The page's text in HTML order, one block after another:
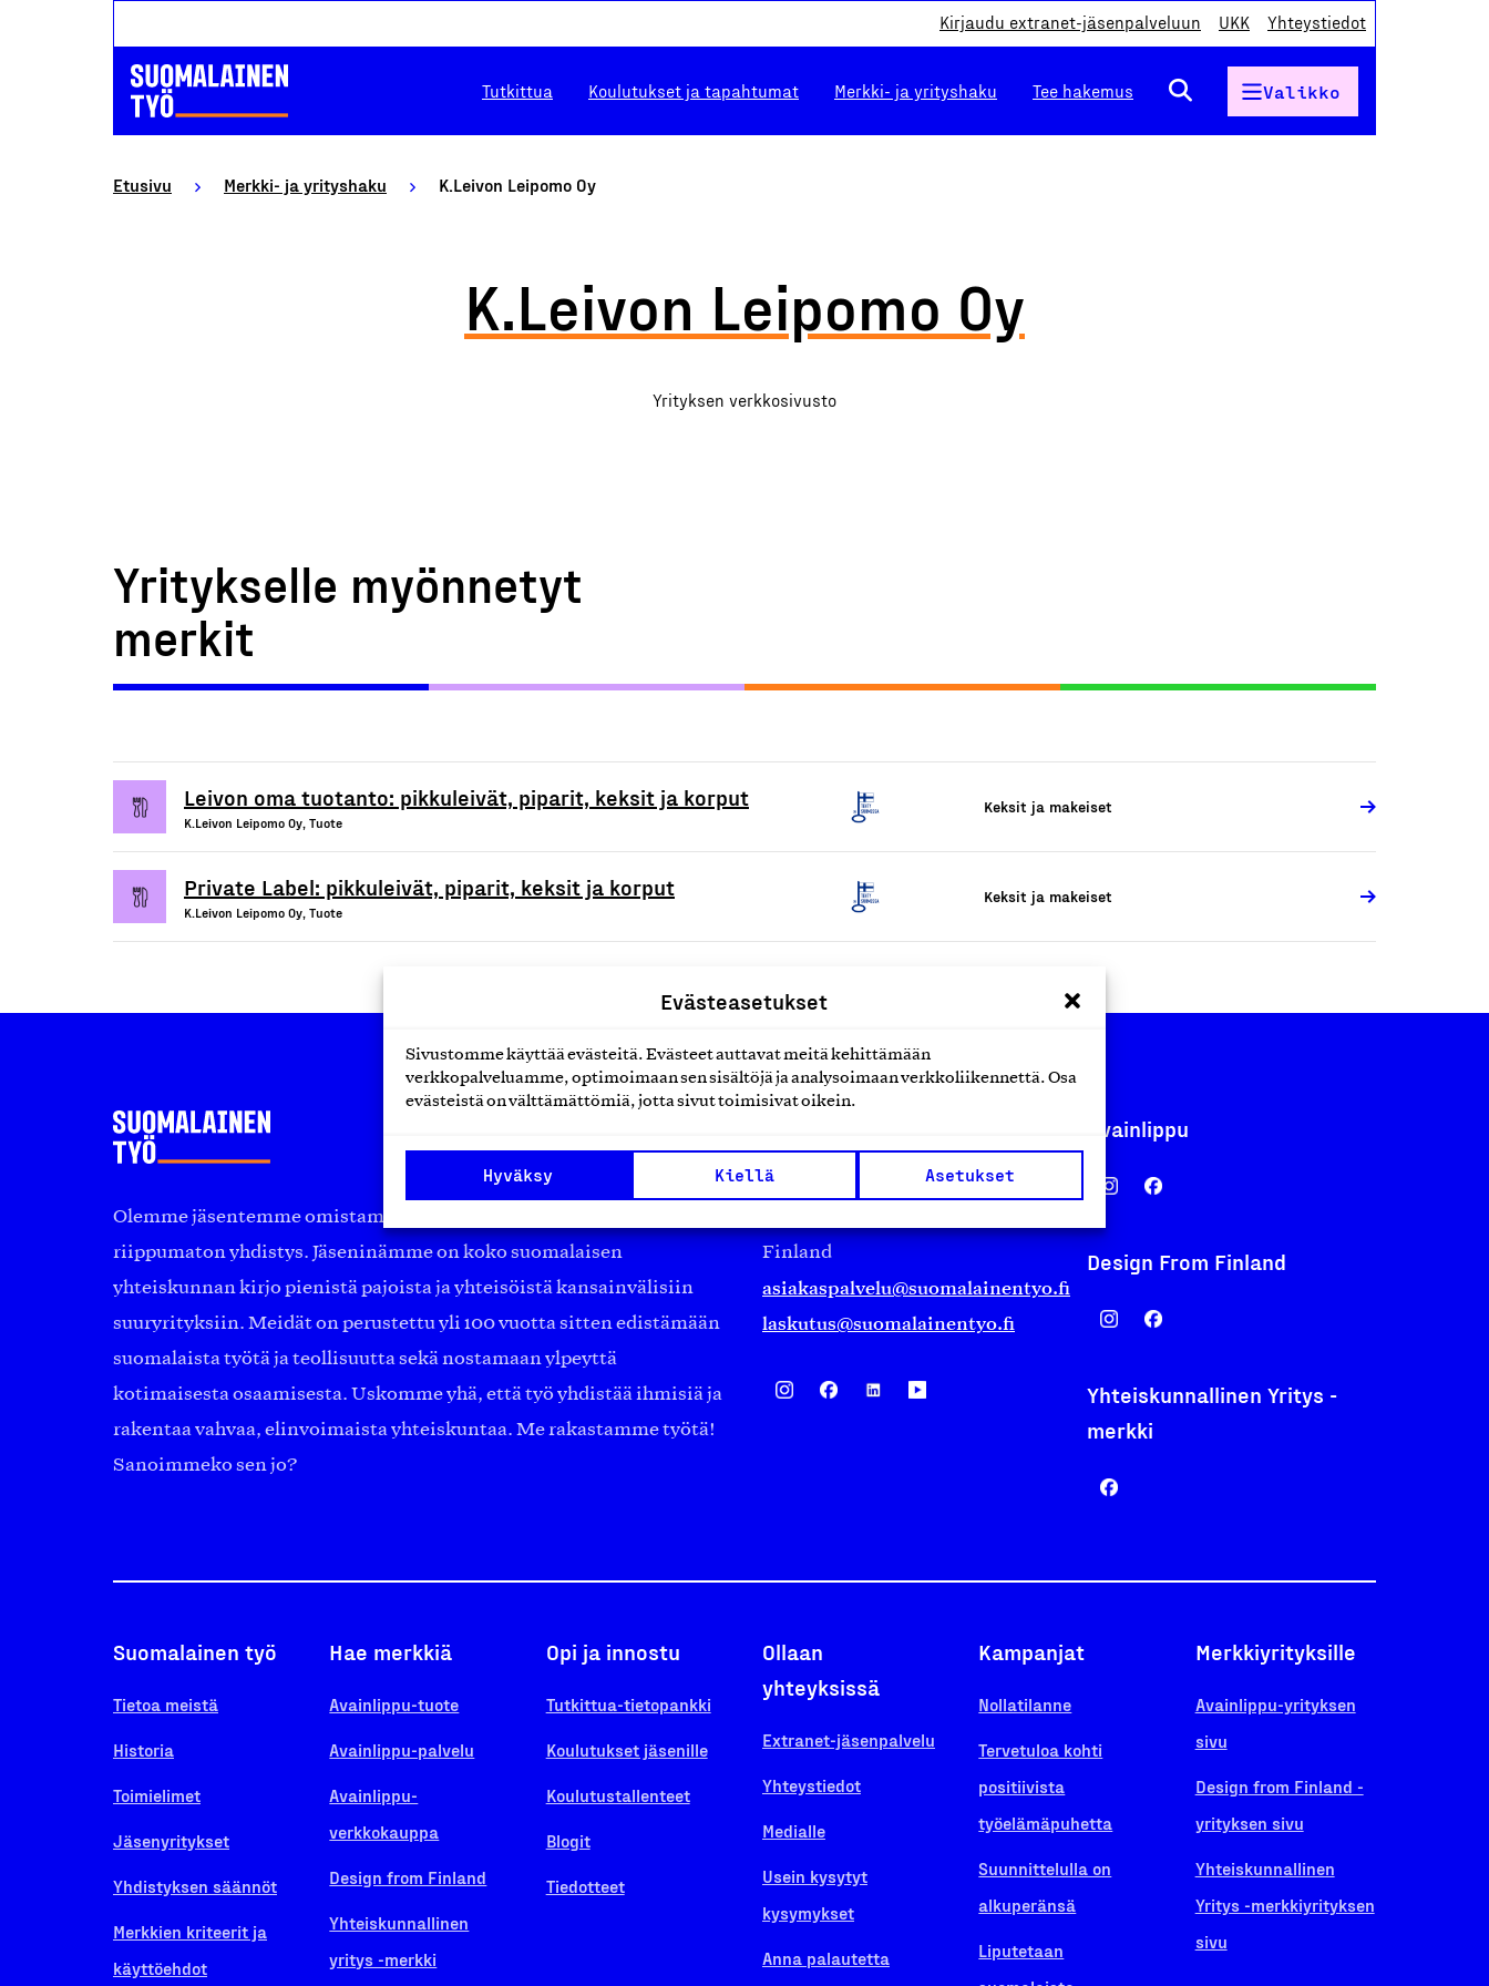
Evästeasetukset
Sivustomme käyttää evästeitä. Evästeet auttavat meitä kehittämään
verkkopalveluamme, optimoimaan sen sisältöjä ja analysoimaan verkkoliikennettä. Osa
evästeistä on välttämättömiä, jotta sivut toimisivat oikein.
Hyväksy Kiellä Asetukset
Kirjaudu extranet-jäsenpalveluun UKK Yhteystiedot
Tutkittua Koulutukset ja tapahtumat Merkki- ja yrityshaku Tee hakemus Valikko
Etusivu Merkki- ja yrityshaku K.Leivon Leipomo Oy
K.Leivon Leipomo Oy
Yrityksen verkkosivusto
Yritykselle myönnetyt
merkit
Leivon oma tuotanto: pikkuleivät, piparit, keksit ja korput
K.Leivon Leipomo Oy, Tuote
Keksit ja makeiset
Private Label: pikkuleivät, piparit, keksit ja korput
K.Leivon Leipomo Oy, Tuote
Keksit ja makeiset
Olemme jäsentemme omistama puolueeton, työmarkkinajärjestöistä
riippumaton yhdistys. Jäseninämme on koko suomalaisen
yhteiskunnan kirjo pienistä pajoista ja yhteisöistä kansainvälisiin
suuryrityksiin. Meidät on perustettu yli 100 vuotta sitten edistämään
suomalaista työtä ja teollisuutta sekä nostamaan ylpeyttä
kotimaisesta osaamisesta. Uskomme yhä, että työ yhdistää ihmisiä ja
rakentaa vahvaa, elinvoimaista yhteiskuntaa. Me rakastamme työtä!
Sanoimmeko sen jo?
Eteläranta 14,
Finland
asiakaspalvelu@suomalainentyo.fi
laskutus@suomalainentyo.fi
Avainlippu
Design From Finland
Yhteiskunnallinen Yritys -
merkki
Suomalainen työ
Tietoa meistä
Historia
Toimielimet
Jäsenyritykset
Yhdistyksen säännöt
Merkkien kriteerit ja
käyttöehdot
Hae merkkiä
Avainlippu-tuote
Avainlippu-palvelu
Avainlippu-
verkkokauppa
Design from Finland
Yhteiskunnallinen
yritys -merkki
Opi ja innostu
Tutkittua-tietopankki
Koulutukset jäsenille
Koulutustallenteet
Blogit
Tiedotteet
Ollaan
yhteyksissä
Extranet-jäsenpalvelu
Yhteystiedot
Medialle
Usein kysytyt
kysymykset
Anna palautetta
Kampanjat
Nollatilanne
Tervetuloa kohti
positiivista
työelämäpuhetta
Suunnittelulla on
alkuperänsä
Liputetaan
Merkkiyrityksille
Avainlippu-yrityksen
sivu
Design from Finland -
yrityksen sivu
Yhteiskunnallinen
Yritys -merkkiyrityksen
sivu